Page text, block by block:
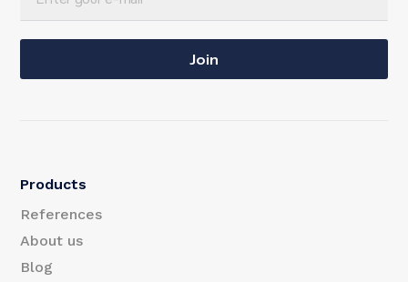
E
m
a
*
E
m
m
Join
Products
References
About us
Blog